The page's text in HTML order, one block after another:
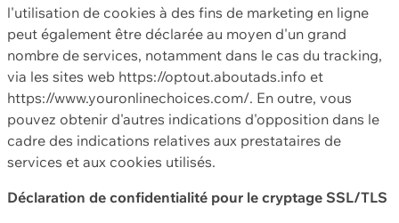
l'utilisation de cookies à des fins de marketing en ligne
peut également être déclarée au moyen d'un grand
nombre de services, notamment dans le cas du tracking,
via les sites web https://optout.aboutads.info et
https://www.youronlinechoices.com/. En outre, vous
pouvez obtenir d'autres indications d'opposition dans le
cadre des indications relatives aux prestataires de
services et aux cookies utilisés.
Déclaration de confidentialité pour le cryptage SSL/TLS